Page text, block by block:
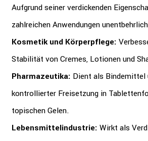
Aufgrund seiner verdickenden
zahlreichen Anwendungen
Kosmetik und Körperpflege:
Stabilität von Cremes, Lotionen und
Pharmazeutika: Dient als
kontrollierter Freisetzung in
topischen Gelen.
Lebensmittelindustrie: Wirkt als